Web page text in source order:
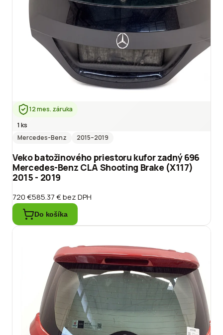
12 mes. záruka
1 ks
Mercedes-Benz
2015–2019
Veko batožinového priestoru kufor zadný 696
Mercedes-Benz CLA Shooting Brake (X117)
2015 - 2019
720 €585.37 €bez DPH
Do košíka